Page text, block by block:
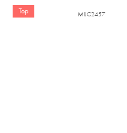
Top MIJC2457